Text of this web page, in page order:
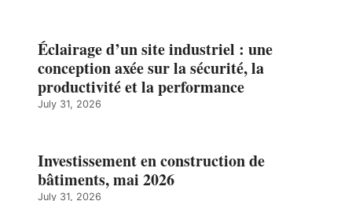
Éclairage d’un site industriel : une
conception axée sur la sécurité, la
productivité et la performance
July 31, 2026
Investissement en construction de
bâtiments, mai 2026
July 31, 2026